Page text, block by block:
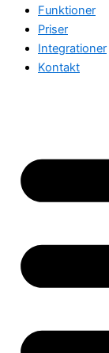
Funktioner
Priser
Integrationer
Kontakt